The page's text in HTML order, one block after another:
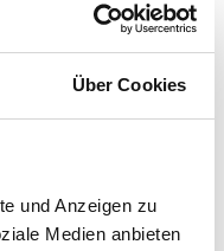
Über Cookies
und Anzeigen zu
Medien anbieten